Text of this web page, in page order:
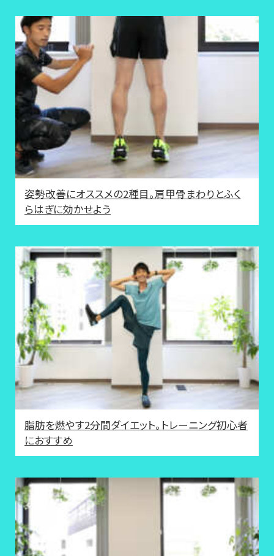
姿勢改善にオススメの2種目。肩甲骨まわりとふく
らはぎに効かせよう
脂肪を燃やす2分間ダイエット。トレーニング初心者
におすすめ